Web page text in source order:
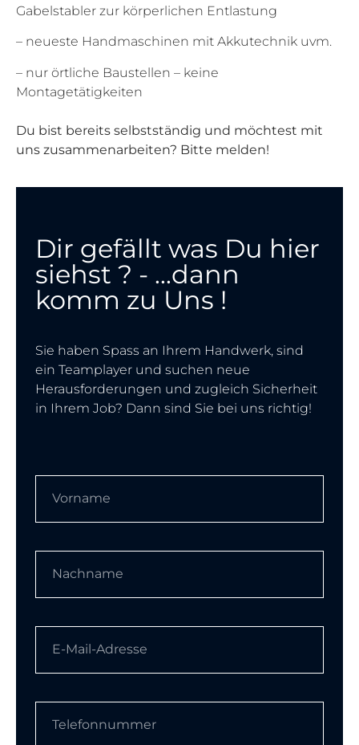
Dir gefällt was Du hier
siehst ? - ...dann
komm zu Uns !
Sie haben Spass an Ihrem Handwerk, sind
ein Teamplayer und suchen neue
Herausforderungen und zugleich Sicherheit
in Ihrem Job? Dann sind Sie bei uns richtig!
Gabelstabler zur körperlichen Entlastung
– neueste Handmaschinen mit Akkutechnik uvm.
– nur örtliche Baustellen – keine
Montagetätigkeiten
Du bist bereits selbstständig und möchtest mit
uns zusammenarbeiten? Bitte melden!